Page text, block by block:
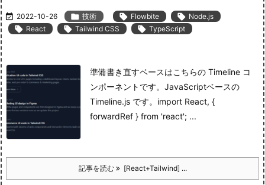
 2022-10-26  技術  Flowbite  Node.js
 React  Tailwind CSS  TypeScript
準備書き直すベースはこちらの Timeline コ
ンポーネントです。JavaScriptベースの
Timeline.js です。 import React, {
forwardRef } from 'react'; ...
記事を読む [React+Tailwind] ...